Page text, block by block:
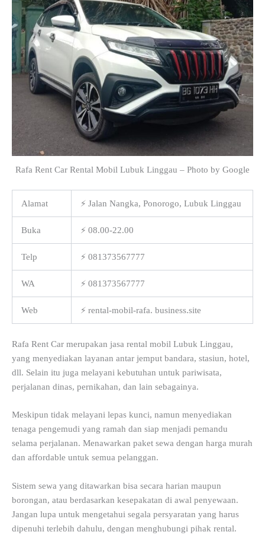
Rafa Rent Car Rental Mobil Lubuk Linggau – Photo by Google
Alamat ⚡ Jalan Nangka, Ponorogo, Lubuk Linggau
Buka ⚡ 08.00-22.00
Telp ⚡ 081373567777
WA ⚡ 081373567777
Web ⚡ rental-mobil-rafa. business.site
Rafa Rent Car merupakan jasa rental mobil Lubuk Linggau,
yang menyediakan layanan antar jemput bandara, stasiun, hotel,
dll. Selain itu juga melayani kebutuhan untuk pariwisata,
perjalanan dinas, pernikahan, dan lain sebagainya.
Meskipun tidak melayani lepas kunci, namun menyediakan
tenaga pengemudi yang ramah dan siap menjadi pemandu
selama perjalanan. Menawarkan paket sewa dengan harga murah
dan affordable untuk semua pelanggan.
Sistem sewa yang ditawarkan bisa secara harian maupun
borongan, atau berdasarkan kesepakatan di awal penyewaan.
Jangan lupa untuk mengetahui segala persyaratan yang harus
dipenuhi terlebih dahulu, dengan menghubungi pihak rental.